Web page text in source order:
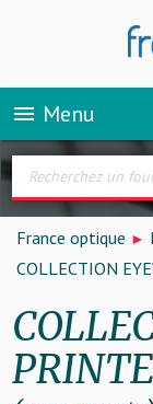
menu Menu
France optique
COLLECTION